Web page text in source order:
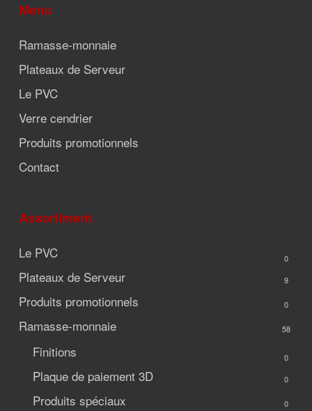
Menu
Ramasse-monnaie
Plateaux de Serveur
Le PVC
Verre cendrier
Produits promotionnels
Contact
Assortiment
Le PVC 0
Plateaux de Serveur 9
Produits promotionnels 0
Ramasse-monnaie 58
Finitions 0
Plaque de paiement 3D 0
Produits spéciaux 0